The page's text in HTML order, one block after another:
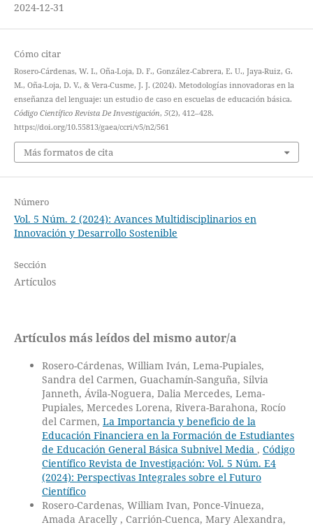
2024-12-31
Cómo citar
Rosero-Cárdenas, W. I., Oña-Loja, D. F., González-Cabrera, E. U., Jaya-Ruiz, G.
M., Oña-Loja, D. V., & Vera-Cusme, J. J. (2024). Metodologías innovadoras en la
enseñanza del lenguaje: un estudio de caso en escuelas de educación básica.
Código Científico Revista De Investigación, 5(2), 412–428.
https://doi.org/10.55813/gaea/ccri/v5/n2/561
Más formatos de cita
Número
Vol. 5 Núm. 2 (2024): Avances Multidisciplinarios en
Innovación y Desarrollo Sostenible
Sección
Artículos
Artículos más leídos del mismo autor/a
Rosero-Cárdenas, William Iván, Lema-Pupiales,
Sandra del Carmen, Guachamín-Sanguña, Silvia
Janneth, Ávila-Noguera, Dalia Mercedes, Lema-
Pupiales, Mercedes Lorena, Rivera-Barahona, Rocío
del Carmen, La Importancia y beneficio de la
Educación Financiera en la Formación de Estudiantes
de Educación General Básica Subnivel Media , Código
Científico Revista de Investigación: Vol. 5 Núm. E4
(2024): Perspectivas Integrales sobre el Futuro
Científico
Rosero-Cardenas, William Ivan, Ponce-Vinueza,
Amada Aracelly , Carrión-Cuenca, Mary Alexandra,